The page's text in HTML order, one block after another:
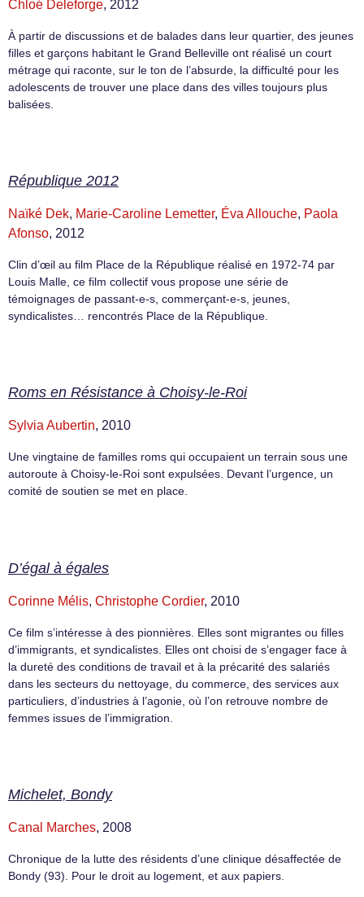
Chloé Deleforge, 2012
À partir de discussions et de balades dans leur quartier, des jeunes
filles et garçons habitant le Grand Belleville ont réalisé un court
métrage qui raconte, sur le ton de l’absurde, la difficulté pour les
adolescents de trouver une place dans des villes toujours plus
balisées.
République 2012
Naïké Dek, Marie-Caroline Lemetter, Éva Allouche, Paola
Afonso, 2012
Clin d’œil au film Place de la République réalisé en 1972-74 par
Louis Malle, ce film collectif vous propose une série de
témoignages de passant-e-s, commerçant-e-s, jeunes,
syndicalistes… rencontrés Place de la République.
Roms en Résistance à Choisy-le-Roi
Sylvia Aubertin, 2010
Une vingtaine de familles roms qui occupaient un terrain sous une
autoroute à Choisy-le-Roi sont expulsées. Devant l’urgence, un
comité de soutien se met en place.
D’égal à égales
Corinne Mélis, Christophe Cordier, 2010
Ce film s’intéresse à des pionnières. Elles sont migrantes ou filles
d’immigrants, et syndicalistes. Elles ont choisi de s’engager face à
la dureté des conditions de travail et à la précarité des salariés
dans les secteurs du nettoyage, du commerce, des services aux
particuliers, d’industries à l’agonie, où l’on retrouve nombre de
femmes issues de l’immigration.
Michelet, Bondy
Canal Marches, 2008
Chronique de la lutte des résidents d’une clinique désaffectée de
Bondy (93). Pour le droit au logement, et aux papiers.